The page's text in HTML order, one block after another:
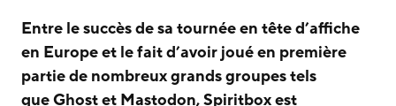
Entre le succès de sa tournée en tête d’affiche
en Europe et le fait d’avoir joué en première
partie de nombreux grands groupes tels
queGhostet Mastodon,Spiritboxest